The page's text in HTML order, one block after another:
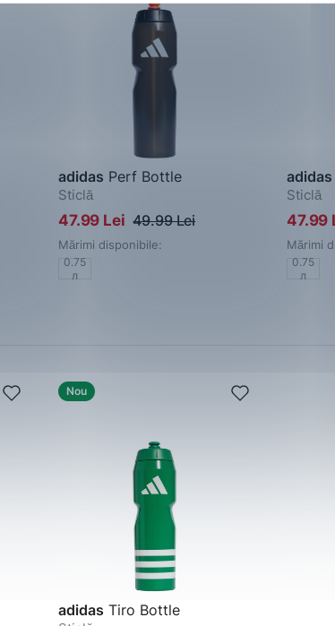
adidas Perf Bottle
Sticlă
47.99 Lei 49.99 Lei
Mărimi disponibile:
0.75
л
adidas
Sticlă
47.99
Mărimi
0.75
л
Nou
adidas Tiro Bottle